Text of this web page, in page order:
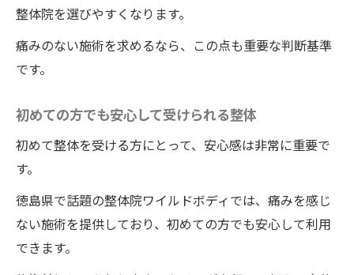
整体院を選びやすくなります。
痛みのない施術を求めるなら、この点も重要な判断基準
です。
初めての方でも安心して受けられる整体
初めて整体を受ける方にとって、安心感は非常に重要で
す。
徳島県で話題の整体院ワイルドボディでは、痛みを感じ
ない施術を提供しており、初めての方でも安心して利用
できます。